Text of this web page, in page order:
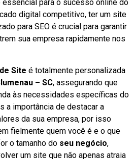
essencial para o sucesso online do
digital competitivo, ter um site
para SEO é crucial para garantir
sua empresa rapidamente nos
Site é totalmente personalizada
– SC, assegurando que
às necessidades específicas do
a importância de destacar a
da sua empresa, por isso
fielmente quem você é e o que
o tamanho do seu negócio,
um site que não apenas atraia